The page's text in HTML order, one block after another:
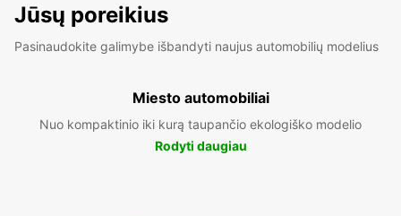
Jūsų poreikius
Pasinaudokite galimybe išbandyti naujus automobilių modelius
Miesto automobiliai
Nuo kompaktinio iki kurą taupančio ekologiško modelio
Rodyti daugiau